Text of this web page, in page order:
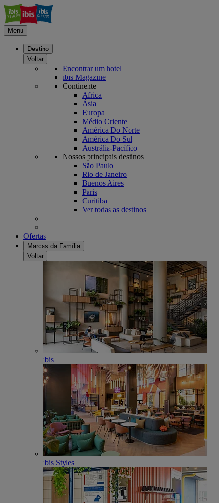
Menu
Destino
Voltar
Encontrar um hotel
ibis Magazine
Continente
Africa
Ásia
Europa
Médio Oriente
América Do Norte
América Do Sul
Austrália-Pacífico
Nossos principais destinos
São Paulo
Rio de Janeiro
Buenos Aires
Paris
Curitiba
Ver todas as destinos
Ofertas
Marcas da Família
Voltar
ibis
ibis Styles